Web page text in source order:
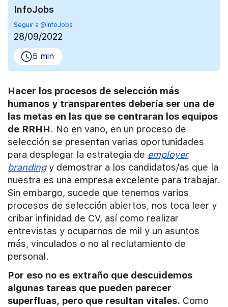
InfoJobs
Seguir a @InfoJobs
28/09/2022
5 min
Hacer los procesos de selección más
humanos y transparentes debería ser una de
las metas en las que se centraran los equipos
de RRHH. No en vano, en un proceso de
selección se presentan varias oportunidades
para desplegar la estrategia de employer
brandingy demostrar a los candidatos/as que la
nuestra es una empresa excelente para trabajar.
Sin embargo, sucede que tenemos varios
procesos de selección abiertos, nos toca leer y
cribar infinidad de CV, así como realizar
entrevistas y ocuparnos de mil y un asuntos
más, vinculados o no al reclutamiento de
personal.
Por eso no es extraño que descuidemos
algunas tareas que pueden parecer
superfluas, pero que resultan vitales. Como